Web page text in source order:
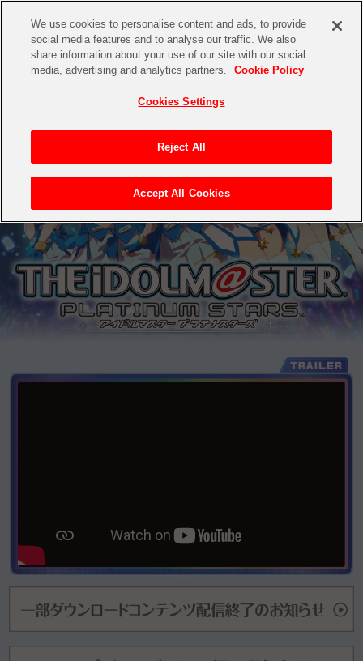
We use cookies to personalise content and ads, to provide
social media features and to analyse our traffic. We also
share information about your use of our site with our social
media, advertising and analytics partners.
Cookie Policy
Cookies Settings
Reject All
Accept All Cookies